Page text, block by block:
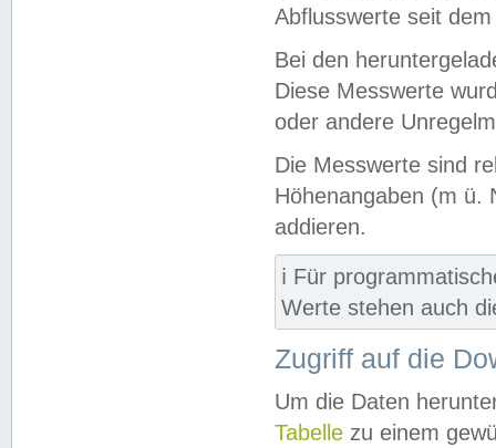
Abflusswerte seit
Bei den
Diese Messwerte
oder andere
Die Messwerte sind
Höhenangaben (m ü.
addieren.
ℹ️ Für
Werte stehen auch
Zugriff auf die
Um die Daten
Tabelle zu einem